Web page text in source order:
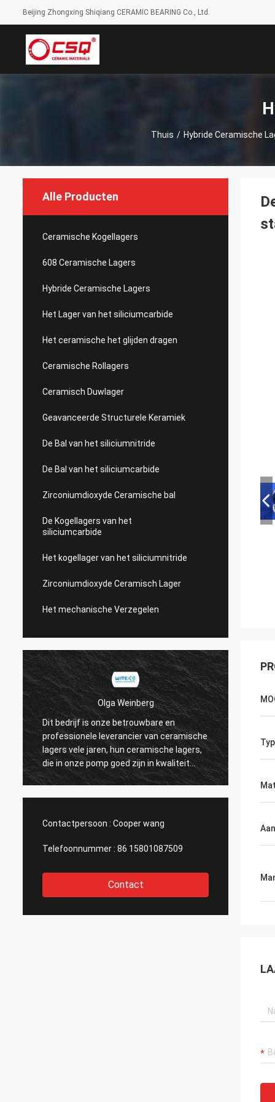
Beijing Zhongxing Shiqiang CERAMIC BEARING Co., Ltd.
Thuis / Hybride Ceramische
Alle Producten
Ceramische Kogellagers
608 Ceramische Lagers
Hybride Ceramische Lagers
Het Lager van het siliciumcarbide
Het ceramische het glijden dragen
Ceramische Rollagers
Ceramisch Duwlager
Geavanceerde Structurele Keramiek
De Bal van het siliciumnitride
De Bal van het siliciumcarbide
Zirconiumdioxyde Ceramische bal
De Kogellagers van het
siliciumcarbide
Het kogellager van het siliciumnitride
Zirconiumdioxyde Ceramisch Lager
Het mechanische Verzegelen
ceramische
lagers,
in kwaliteit
Roberta
Hun ceramische lagers zijn van hoge
precisie, goede kwaliteit en goedkoop. Wij
hebben samenwerking vele jaren.
Contactpersoon : Cooper wang
Telefoonnummer : 86 15801087509
Contact